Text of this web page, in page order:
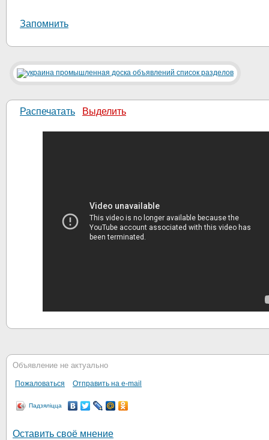
Запомнить
Распечатать Выделить
Объявление не актуально
Пожаловаться Отправить на e-mail
Падзяліцца
Оставить своё мнение